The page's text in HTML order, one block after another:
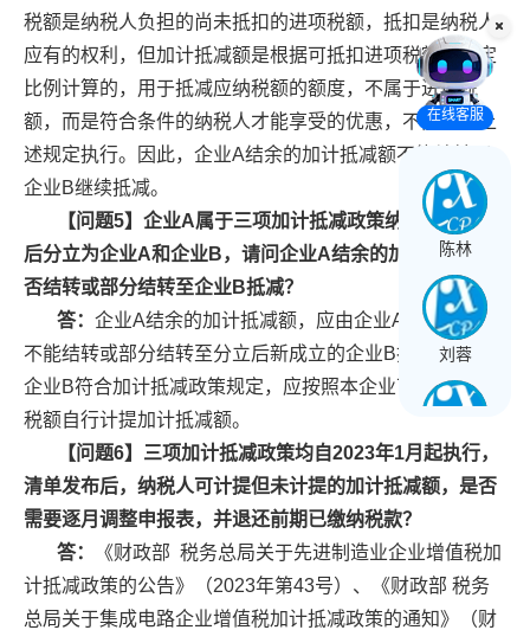
税额是纳税人负担的尚未抵扣的进项税额，抵扣是纳税人
应有的权利，但加计抵减额是根据可抵扣进项税额的一定
比例计算的，用于抵减应纳税额的额度，不属于进项税
额，而是符合条件的纳税人才能享受的优惠，不能参照上
述规定执行。因此，企业A结余的加计抵减额不能结转至
企业B继续抵减。
【问题5】企业A属于三项加计抵减政策纳税人，重组
后分立为企业A和企业B，请问企业A结余的加计抵减额能
否结转或部分结转至企业B抵减？
答： 企业A结余的加计抵减额，应由企业A继续抵减，
不能结转或部分结转至分立后新成立的企业B抵减。如果
企业B符合加计抵减政策规定，应按照本企业可抵扣进项
税额自行计提加计抵减额。
【问题6】三项加计抵减政策均自2023年1月起执行，
清单发布后，纳税人可计提但未计提的加计抵减额，是否
需要逐月调整申报表，并退还前期已缴纳税款？
答：
《财政部 税务总局关于先进制造业企业增值税加
计抵减政策的公告》（2023年第43号）、《财政部 税务
总局关于集成电路企业增值税加计抵减政策的通知》（财
在线客服
陈林
刘蓉
王长球
黄文星